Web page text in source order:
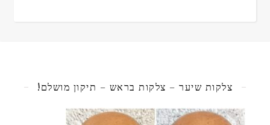
צלקות שיער – צלקות בראש – תיקון מושלם!